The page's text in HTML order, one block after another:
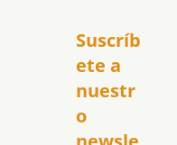
Suscríb
ete a
nuestr
o